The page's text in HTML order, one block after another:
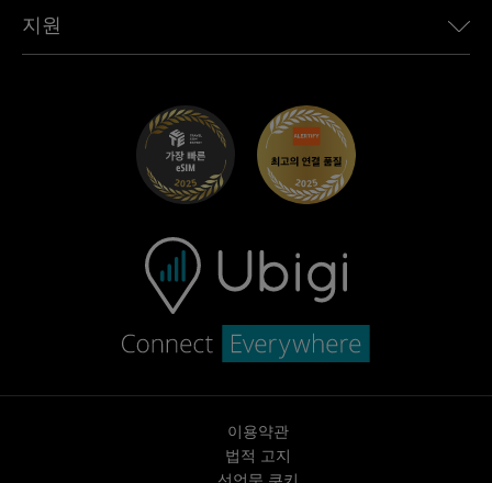
Mini용 Ubigi
Maserati용 Ubigi
백서
언론에 소개된 Ubigi
지원
이용약관
법적 고지